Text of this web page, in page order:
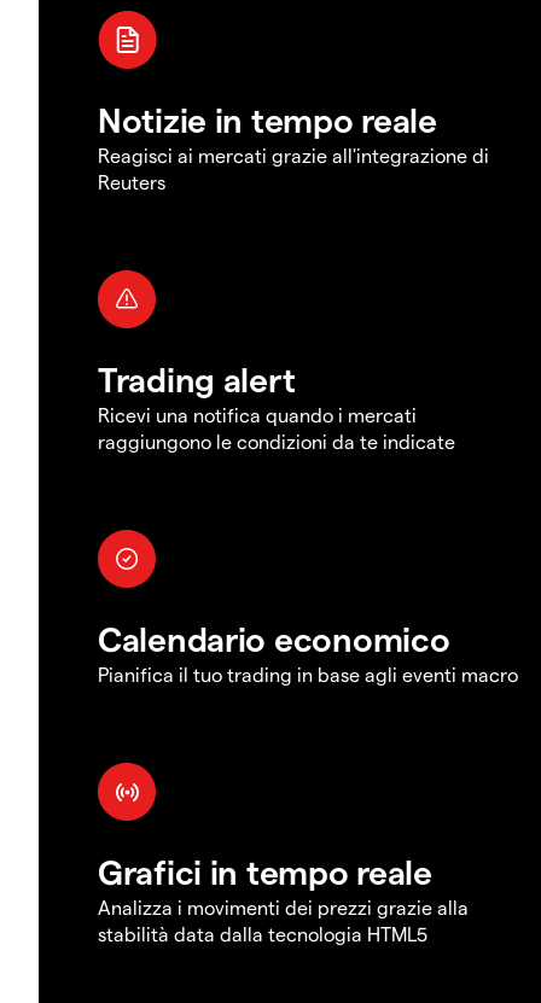
Notizie in tempo reale
Reagisci ai mercati grazie all'integrazione di
Reuters
Trading alert
Ricevi una notifica quando i mercati
raggiungono le condizioni da te indicate
Calendario economico
Pianifica il tuo trading in base agli eventi macro
Grafici in tempo reale
Analizza i movimenti dei prezzi grazie alla
stabilità data dalla tecnologia HTML5